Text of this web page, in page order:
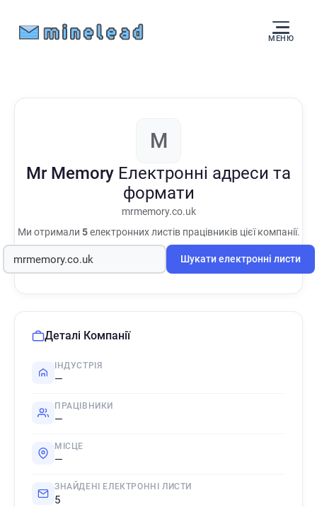
МЕНЮ
M
Mr Memory Електронні адреси та
формати
mrmemory.co.uk
Ми отримали 5електронних листів працівників цієї компанії.
Шукати електронні листи
Деталі Компанії
ІНДУСТРІЯ
—
ПРАЦІВНИКИ
—
МІСЦЕ
—
ЗНАЙДЕНІ ЕЛЕКТРОННІ ЛИСТИ
5